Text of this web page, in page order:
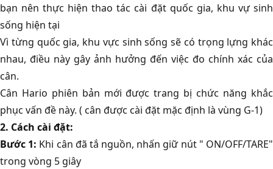
bạn nên thực hiện thao tác cài đặt quốc gia, khu vự sinh
sống hiện tại
Vì từng quốc gia, khu vực sinh sống sẽ có trọng lựng khác
nhau, điều này gây ảnh hưởng đến việc đo chính xác của
cân.
Cân Hario phiên bản mới được trang bị chức năng khắc
phục vấn đề này. ( cân được cài đặt mặc định là vùng G-1)
2. Cách cài đặt:
Bước 1: Khi cân đã tắ nguồn, nhấn giữ nút " ON/OFF/TARE"
trong vòng 5 giây